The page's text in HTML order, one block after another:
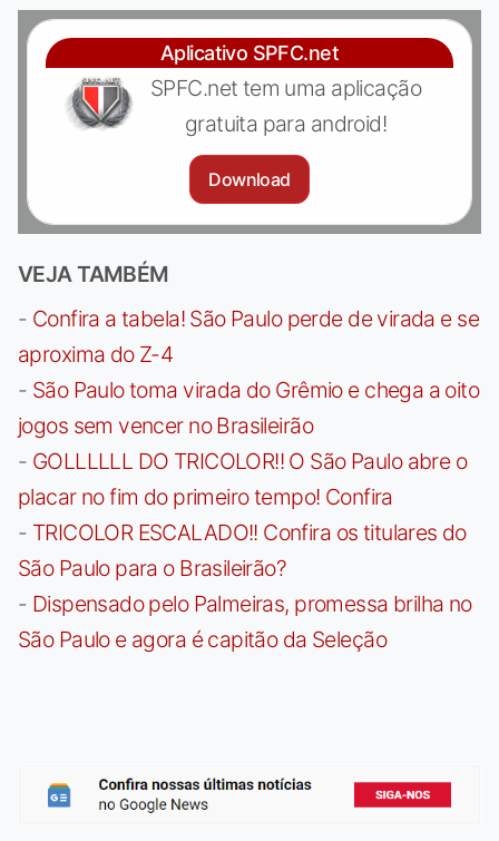
Aplicativo SPFC.net
SPFC.net tem uma aplicação
gratuita para android!
Download
VEJA TAMBÉM
- Confira a tabela! São Paulo perde de virada e se
aproxima do Z-4
- São Paulo toma virada do Grêmio e chega a oito
jogos sem vencer no Brasileirão
- GOLLLLLL DO TRICOLOR!! O São Paulo abre o
placar no fim do primeiro tempo! Confira
- TRICOLOR ESCALADO!! Confira os titulares do
São Paulo para o Brasileirão?
- Dispensado pelo Palmeiras, promessa brilha no
São Paulo e agora é capitão da Seleção